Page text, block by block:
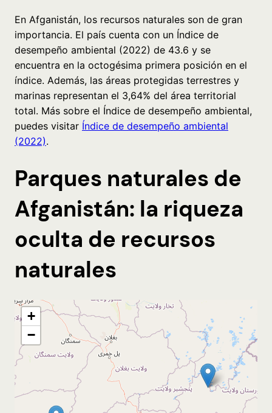
En Afganistán, los recursos naturales son de gran
importancia. El país cuenta con un Índice de
desempeño ambiental (2022) de 43.6 y se
encuentra en la octogésima primera posición en el
índice. Además, las áreas protegidas terrestres y
marinas representan el 3,64% del área territorial
total. Más sobre el Índice de desempeño ambiental,
puedes visitar Índice de desempeño ambiental
(2022).
Parques naturales de
Afganistán: la riqueza
oculta de recursos
naturales